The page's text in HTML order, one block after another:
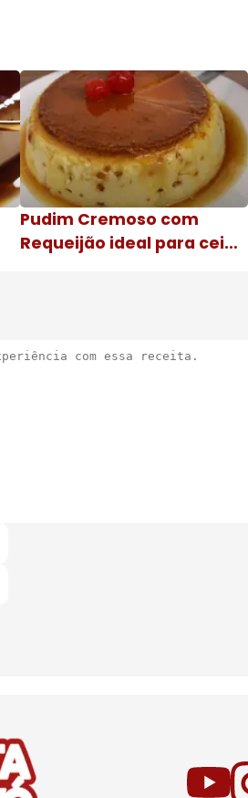
Pudim Cremoso com
Requeijão ideal para ceia